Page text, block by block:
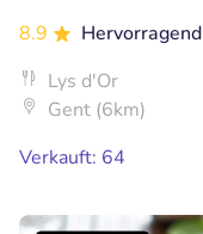
8.9
Hervorragend
Lys d'Or
Gent (6km)
Verkauft: 64